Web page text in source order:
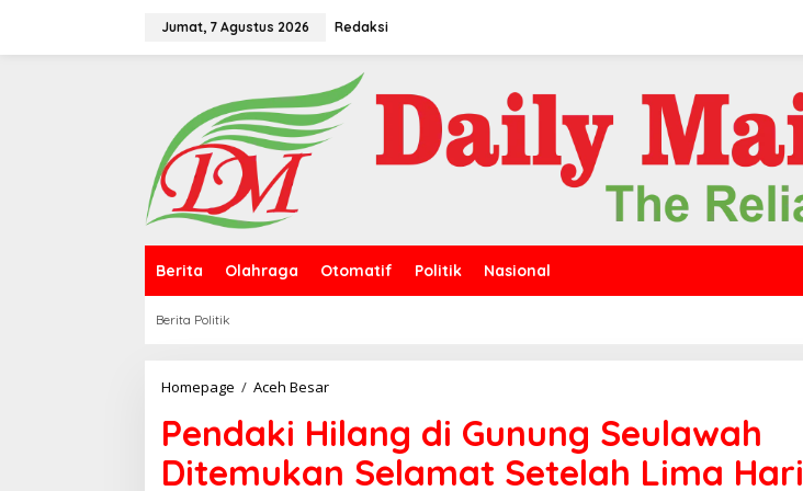
Jumat, 7 Agustus 2026 Redaksi
Berita Olahraga Otomatif Politik Nasional
Berita Politik
Homepage / Aceh Besar
n
d
a
k
Pendaki Hilang di Gunung Seulawah
Ditemukan Selamat Setelah Lima Hari